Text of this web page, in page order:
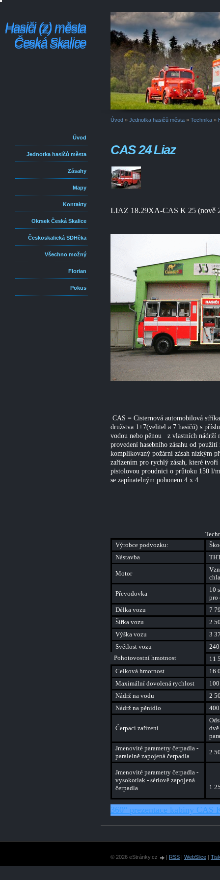
Hasiči (z) města
Česká Skalice
Hasiči (z) města
Česká Skalice
Úvod
Jednotka hasičů města
Zásahy
Mapy
Kontakty
Okrsek Česká Skalice
Českoskalická SDHčka
Všechno možný
Florian
Pokus
Úvod » Jednotka hasičů města » Technika »
CAS 24 Liaz
LIAZ 18.29XA-CAS K 25 (nově
CAS = Cisternová automobilová
družstva 1+7(velitel a 7 hasičů) s
vodou nebo pěnou z vlastních nádrží
provedení hasebního zásahu od
komplikovaný požární zásah nízkým
zařízením pro rychlý zásah, které
pistolovou proudnici o průtoku 150 l/
se zapínatelným pohonem 4 x 4
Výrobce podvozku:
Nástavba
Motor
Převodovka
10
pro
Délka vozu
7
Šířka vozu
2
Výška vozu
3
Světlost vozu
Pohotovostní hmotnost
11
Celková hmotnost
16
Maximální dovolená rychlost
Nádrž na vodu
2
Nádrž na pěnidlo
Čerpací zařízení
Jmenovité parametry čerpadla -
paralelně zapojená čerpadla
2
Jmenovité parametry čerpadla -
vysokotlak - sériově zapojená
čerpadla
1
360° prezentace kabiny
© 2026 eStránky.cz | RSS | WebSlice |